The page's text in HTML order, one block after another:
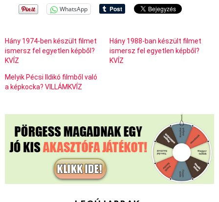
WhatsApp
Hány 1974-ben készült filmet
ismersz fel egyetlen képből?
KVÍZ
Hány 1988-ban készült filmet
ismersz fel egyetlen képből?
KVÍZ
Melyik Pécsi Ildikó filmből való
a képkocka? VILLÁMKVÍZ